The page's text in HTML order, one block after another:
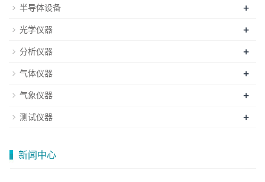
半导体设备 +
光学仪器 +
分析仪器 +
气体仪器 +
气象仪器 +
测试仪器 +
新闻中心